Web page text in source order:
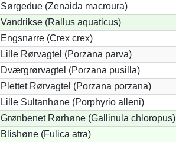
Sørgedue (Zenaida macroura)
Vandrikse (Rallus aquaticus)
Engsnarre (Crex crex)
Lille Rørvagtel (Porzana parva)
Dværgrørvagtel (Porzana pusilla)
Plettet Rørvagtel (Porzana porzana)
Lille Sultanhøne (Porphyrio alleni)
Grønbenet Rørhøne (Gallinula chloropus)
Blishøne (Fulica atra)